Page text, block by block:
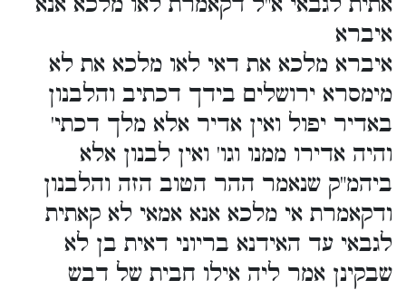
איברא
איברא מלכא את דאי לאו מלכא את לא
מימסרא ירושלים בידך דכתיב והלבנון
באדיר יפול ואין אדיר אלא מלך דכתי'
והיה אדירו ממנו וגו' ואין לבנון אלא
ביהמ"ק שנאמר ההר הטוב הזה והלבנון
ודקאמרת אי מלכא אנא אמאי לא קאתית
לגבאי עד האידנא בריוני דאית בן לא
שבקינן אמר ליה אילו חבית של דבש